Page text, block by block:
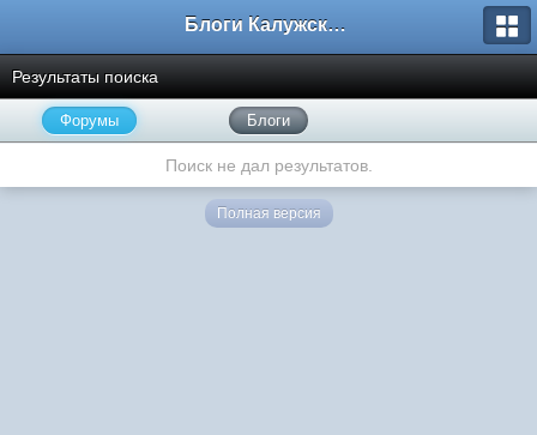
Блоги Калужского перекрестка
Результаты поиска
Форумы Блоги
Поиск не дал результатов.
Полная версия